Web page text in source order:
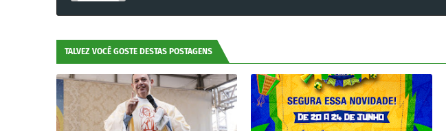
TALVEZ VOCÊ GOSTE DESTAS POSTAGENS